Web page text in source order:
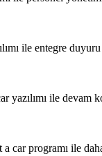
ile entegre
yazılımı ile
a car programı ile